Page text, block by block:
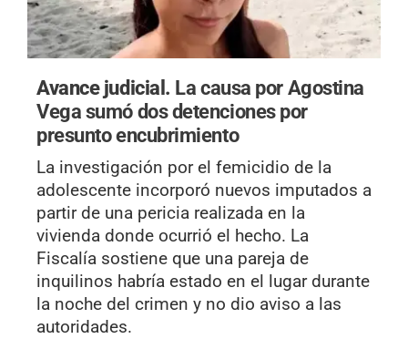
Avance judicial. La causa por Agostina
Vega sumó dos detenciones por
presunto encubrimiento
La investigación por el femicidio de la
adolescente incorporó nuevos imputados a
partir de una pericia realizada en la
vivienda donde ocurrió el hecho. La
Fiscalía sostiene que una pareja de
inquilinos habría estado en el lugar durante
la noche del crimen y no dio aviso a las
autoridades.